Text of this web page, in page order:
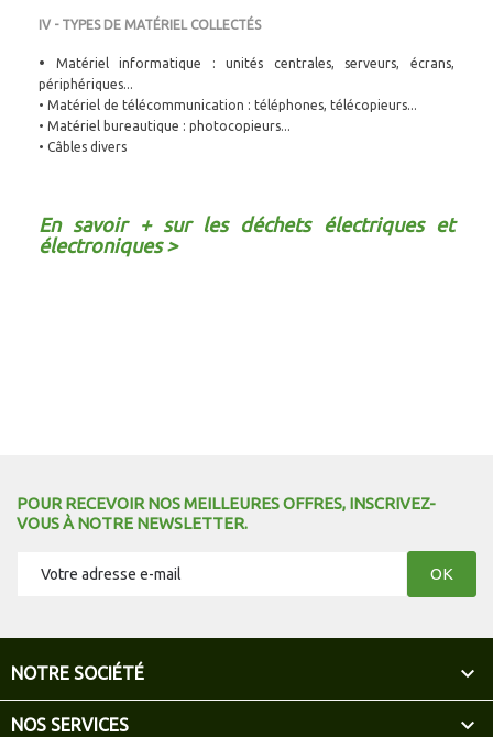
IV - TYPES DE MATÉRIEL COLLECTÉS
•
Matériel informatique : unités centrales, serveurs, écrans,
périphériques...
• Matériel de télécommunication : téléphones, télécopieurs...
• Matériel bureautique : photocopieurs...
• Câbles divers
En savoir + sur les déchets électriques et
électroniques >
POUR RECEVOIR NOS MEILLEURES OFFRES, INSCRIVEZ-
VOUS À NOTRE NEWSLETTER.
NOTRE SOCIÉTÉ 
NOS SERVICES 